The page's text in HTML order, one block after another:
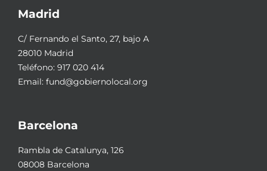
Madrid
C/ Fernando el Santo, 27, bajo A
28010 Madrid
Teléfono: 917 020 414
Email: fund@gobiernolocal.org
Barcelona
Rambla de Catalunya, 126
08008 Barcelona